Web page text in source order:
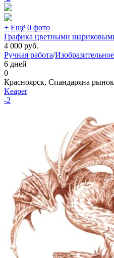
+ Ещё 0 фото
Графика цветными
4 000 руб.
Ручная работа/
6 дней
0
Красноярск, Спандаряна рынок
Keaper
-2